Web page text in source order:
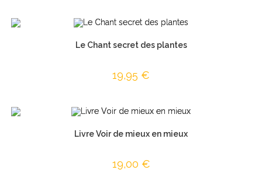
Le Chant secret des plantes
19,95 €
Livre Voir de mieux en mieux
19,00 €